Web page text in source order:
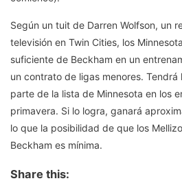
Según un tuit de Darren Wolfson, un
televisión en Twin Cities, los
suficiente de Beckham en un
un contrato de ligas menores.
parte de la lista de Minnesota en los
primavera. Si lo logra, ganará
lo que la posibilidad de que los
Beckham es mínima.
Share this: